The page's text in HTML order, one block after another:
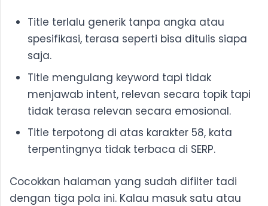
Title terlalu generik tanpa angka atau
spesifikasi, terasa seperti bisa ditulis siapa
saja.
Title mengulang keyword tapi tidak
menjawab intent, relevan secara topik tapi
tidak terasa relevan secara emosional.
Title terpotong di atas karakter 58, kata
terpentingnya tidak terbaca di SERP.
Cocokkan halaman yang sudah difilter tadi
dengan tiga pola ini. Kalau masuk satu atau